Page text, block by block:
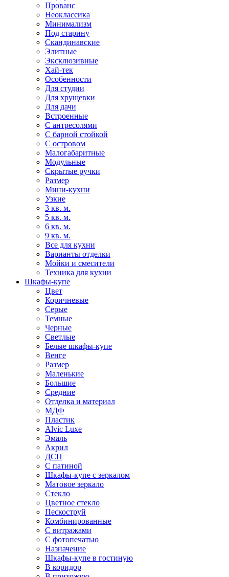
Прованс
Неоклассика
Минимализм
Под старину
Скандинавские
Элитные
Эксклюзивные
Хай-тек
Особенности
Для студии
Для хрущевки
Для дачи
Встроенные
С антресолями
С барной стойкой
С островом
Малогабаритные
Модульные
Скрытые ручки
Размер
Мини-кухни
Узкие
3 кв. м.
5 кв. м.
6 кв. м.
9 кв. м.
Все для кухни
Варианты отделки
Мойки и смесители
Техника для кухни
Шкафы-купе
Цвет
Коричневые
Серые
Темные
Черные
Светлые
Белые шкафы-купе
Венге
Размер
Маленькие
Большие
Средние
Отделка и материал
МДФ
Пластик
Alvic Luxe
Эмаль
Акрил
ДСП
С патиной
Шкафы-купе с зеркалом
Матовое зеркало
Стекло
Цветное стекло
Пескоструй
Комбинированные
С витражами
С фотопечатью
Назначение
Шкафы-купе в гостиную
В коридор